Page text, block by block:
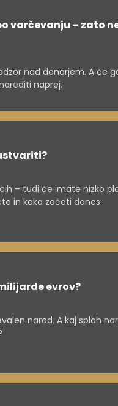
varčevanju – zato
nad denarjem. A če
naprej.
– tudi če imate nizko
in kako začeti danes.
evrov?
narod. A kaj sploh